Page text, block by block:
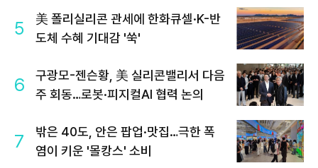
5
美 폴리실리콘 관세에 한화큐셀·K-반
도체 수혜 기대감 '쑥'
6
구광모-젠슨황, 美 실리콘밸리서 다음
주 회동…로봇·피지컬AI 협력 논의
7
밖은 40도, 안은 팝업·맛집…극한 폭
염이 키운 '몰캉스' 소비